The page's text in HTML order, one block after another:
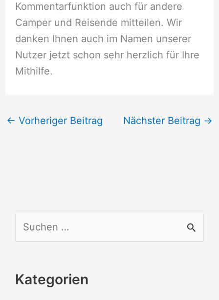
Kommentarfunktion auch für andere
Camper und Reisende mitteilen. Wir
danken Ihnen auch im Namen unserer
Nutzer jetzt schon sehr herzlich für Ihre
Mithilfe.
← Vorheriger Beitrag Nächster Beitrag →
u
h
Kategorien